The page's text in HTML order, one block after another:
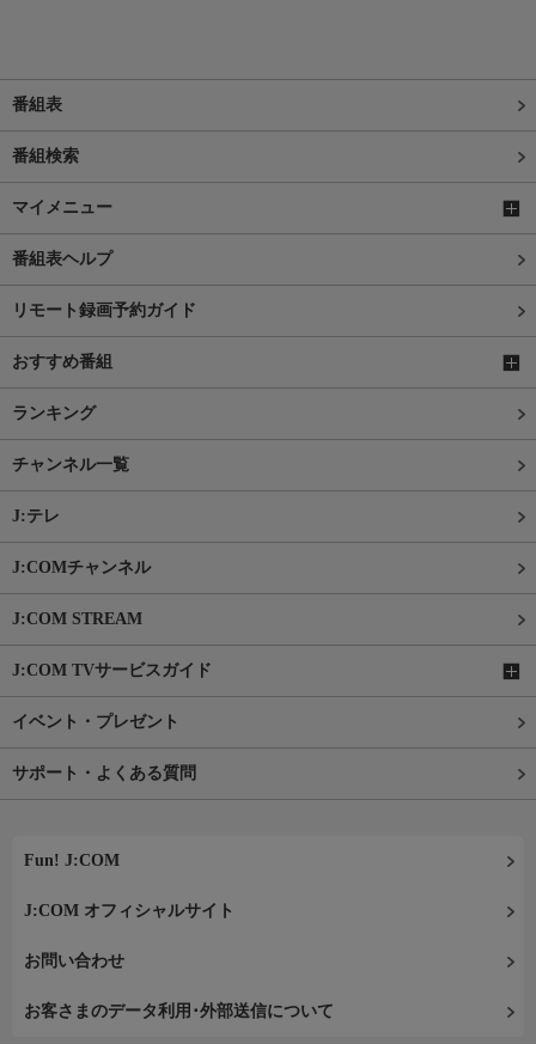
番組表
番組検索
マイメニュー
番組表ヘルプ
リモート録画予約ガイド
おすすめ番組
ランキング
チャンネル一覧
J:テレ
J:COMチャンネル
J:COM STREAM
J:COM TVサービスガイド
イベント・プレゼント
サポート・よくある質問
Fun! J:COM
J:COM オフィシャルサイト
お問い合わせ
お客さまのデータ利用･外部送信について